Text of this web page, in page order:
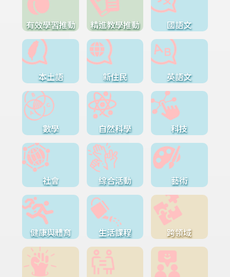
有效學習推動 精進教學推動 國語文
本土語 新住民 英語文
數學 自然科學 科技
社會 綜合活動 藝術
健康與體育 生活課程 跨領域